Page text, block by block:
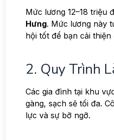
Mức lương 12–18
Hưng. Mức lương này
hội tốt để bạn cải
2. Quy Trình
Các gia đình tại khu
gàng, sạch sẽ tối đa.
lực và sự bỡ ngỡ.